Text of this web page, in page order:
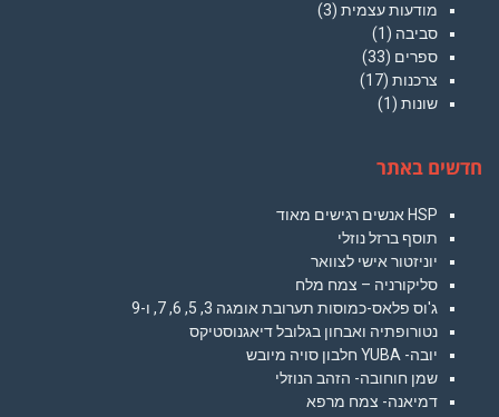
מודעות עצמית (3)
סביבה (1)
ספרים (33)
צרכנות (17)
שונות (1)
חדשים באתר
HSP אנשים רגישים מאוד
תוסף ברזל נוזלי
יוניזטור אישי לצוואר
סליקורניה – צמח מלח
ג'וס פלאס-כמוסות תערובת אומגה 3, 5, 6, 7, ו-9
נטורופתיה ואבחון בגלובל דיאגנוסטיקס
יובה- YUBA חלבון סויה מיובש
שמן חוחובה- הזהב הנוזלי
דמיאנה- צמח מרפא